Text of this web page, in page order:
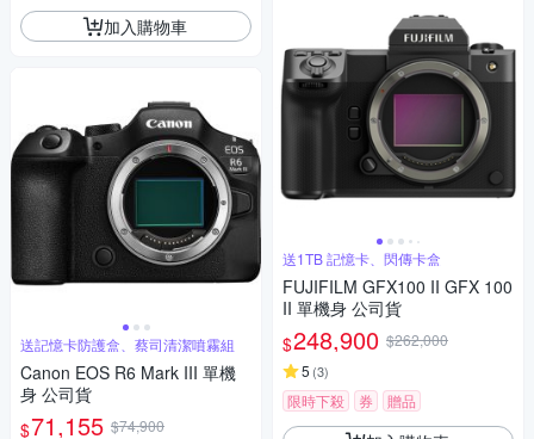
加入購物車
送記憶卡防護盒、蔡司清潔噴霧組
Canon EOS R6 Mark III 單機
身 公司貨
$71,155 $74,900
送1TB 記憶卡、閃傳卡盒
FUJIFILM GFX100 II GFX 100
II 單機身 公司貨
$248,900 $262,000
5 (3)
限時下殺 券 贈品